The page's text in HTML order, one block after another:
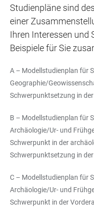
Studienpläne sind
einer
Ihren Interessen und
Beispiele für Sie
A – Modellstudienplan für
Geographie/
Schwerpunktsetzung in
B – Modellstudienplan für
Archäologie/Ur- und
Schwerpunkt in der
Schwerpunktsetzung in
C – Modellstudienplan für
Archäologie/Ur- und
Schwerpunkt in der